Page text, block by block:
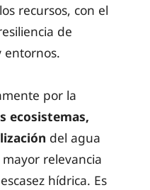
recursos, con el
de
entornos.
por la
ecosistemas,
del agua
relevancia
hídrica. Es